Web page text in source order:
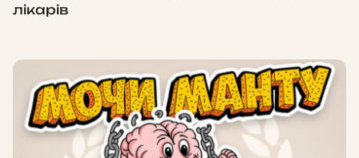
лікарів